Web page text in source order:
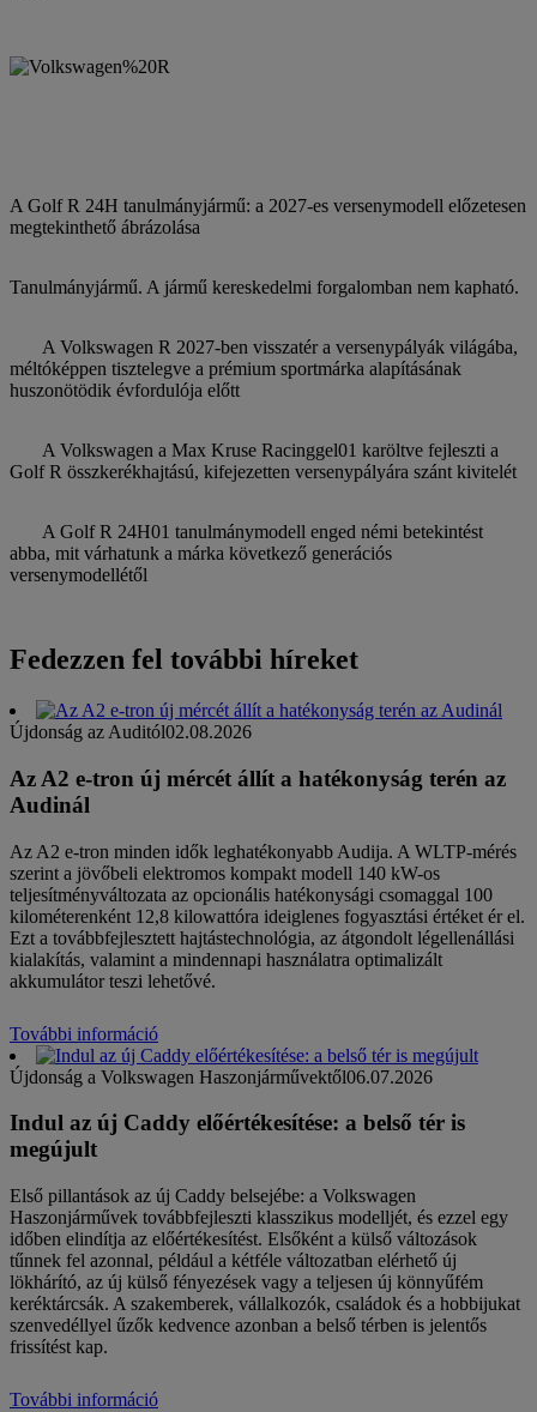
A Golf R 24H tanulmányjármű: a 2027-es versenymodell előzetesen
megtekinthető ábrázolása
Tanulmányjármű. A jármű kereskedelmi forgalomban nem kapható.
A Volkswagen R 2027-ben visszatér a versenypályák világába,
méltóképpen tisztelegve a prémium sportmárka alapításának
huszonötödik évfordulója előtt
A Volkswagen a Max Kruse Racinggel01 karöltve fejleszti a
Golf R összkerékhajtású, kifejezetten versenypályára szánt kivitelét
A Golf R 24H01 tanulmánymodell enged némi betekintést
abba, mit várhatunk a márka következő generációs
versenymodellétől
Fedezzen fel további híreket
Újdonság az Auditól02.08.2026
Az A2 e-tron új mércét állít a hatékonyság terén az
Audinál
Az A2 e-tron minden idők leghatékonyabb Audija. A WLTP-mérés
szerint a jövőbeli elektromos kompakt modell 140 kW-os
teljesítményváltozata az opcionális hatékonysági csomaggal 100
kilométerenként 12,8 kilowattóra ideiglenes fogyasztási értéket ér el.
Ezt a továbbfejlesztett hajtástechnológia, az átgondolt légellenállási
kialakítás, valamint a mindennapi használatra optimalizált
akkumulátor teszi lehetővé.
További információ
Újdonság a Volkswagen Haszonjárművektől06.07.2026
Indul az új Caddy előértékesítése: a belső tér is
megújult
Első pillantások az új Caddy belsejébe: a Volkswagen
Haszonjárművek továbbfejleszti klasszikus modelljét, és ezzel egy
időben elindítja az előértékesítést. Elsőként a külső változások
tűnnek fel azonnal, például a kétféle változatban elérhető új
lökhárító, az új külső fényezések vagy a teljesen új könnyűfém
keréktárcsák. A szakemberek, vállalkozók, családok és a hobbijukat
szenvedéllyel űzők kedvence azonban a belső térben is jelentős
frissítést kap.
További információ